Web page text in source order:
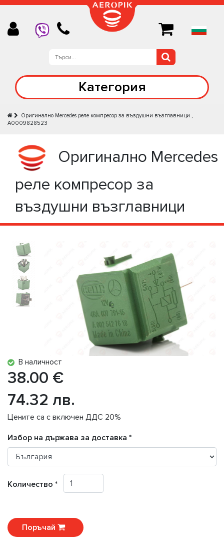
Категория
Оригинално Mercedes реле компресор за въздушни възглавници ,
A0009828523
Оригинално Mercedes
реле компресор за
въздушни възглавници
В наличност
38.00 €
74.32 лв.
Цените са с включен ДДС 20%
Избор на държава за доставка *
Количество *
Поръчай